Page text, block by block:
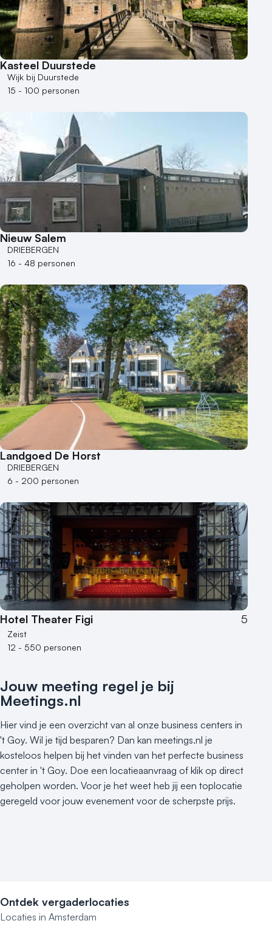
Kasteel Duurstede
Wijk bij Duurstede
15 - 100 personen
Nieuw Salem
DRIEBERGEN
16 - 48 personen
Landgoed De Horst
DRIEBERGEN
6 - 200 personen
Hotel Theater Figi 5
Zeist
12 - 550 personen
Jouw meeting regel je bij
Meetings.nl
Hier vind je een overzicht van al onze business centers in
't Goy. Wil je tijd besparen? Dan kan meetings.nl je
kosteloos helpen bij het vinden van het perfecte business
center in 't Goy. Doe een locatieaanvraag of klik op direct
geholpen worden. Voor je het weet heb jij een toplocatie
geregeld voor jouw evenement voor de scherpste prijs.
Ontdek vergaderlocaties
Locaties in Amsterdam